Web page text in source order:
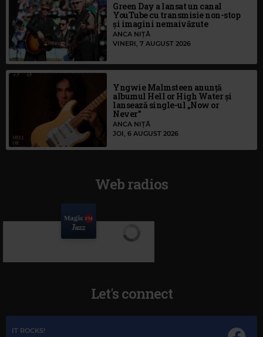
Green Day a lansat un canal
YouTube cu transmisie non-stop
și imagini nemaivăzute
ANCA NIȚĂ
VINERI, 7 AUGUST 2026
Yngwie Malmsteen anunță
albumul Hell or High Water și
lansează single-ul „Now or
Never”
ANCA NIȚĂ
JOI, 6 AUGUST 2026
Web radios
Let's connect
IT ROCKS!